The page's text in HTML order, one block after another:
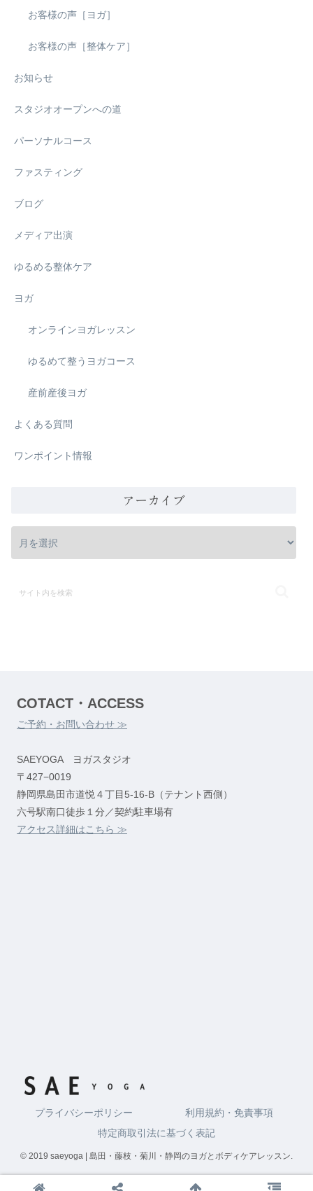
お客様の声［ヨガ］
お客様の声［整体ケア］
お知らせ
スタジオオープンへの道
パーソナルコース
ファスティング
ブログ
メディア出演
ゆるめる整体ケア
ヨガ
オンラインヨガレッスン
ゆるめて整うヨガコース
産前産後ヨガ
よくある質問
ワンポイント情報
アーカイブ
COTACT・ACCESS
ご予約・お問い合わせ ≫
SAEYOGA ヨガスタジオ
〒427−0019
静岡県島田市道悦４丁目5-16-B（テナント西側）
六号駅南口徒歩１分／契約駐車場有
アクセス詳細はこちら ≫
プライバシーポリシー
利用規約・免責事項
特定商取引法に基づく表記
© 2019 saeyoga | 島田・藤枝・菊川・静岡のヨガとボディケアレッスン.